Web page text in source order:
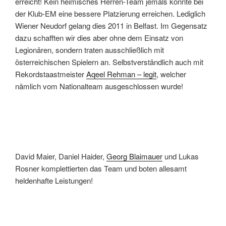
der Klub-EM eine bessere Platzierung erreichen. Lediglich
Wiener Neudorf gelang dies 2011 in Belfast. Im Gegensatz
dazu schafften wir dies aber ohne dem Einsatz von
Legionären, sondern traten ausschließlich mit
österreichischen Spielern an. Selbstverständlich auch mit
RekordstaastmeisterAqeel Rehman – legit, welcher
nämlich vom Nationalteam ausgeschlossen wurde!
David Maier, Daniel Haider, Georg Blaimauer und Lukas
Rosner komplettierten das Team und boten allesamt
heldenhafte Leistungen!